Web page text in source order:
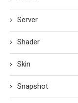
Server
Shader
Skin
Snapshot